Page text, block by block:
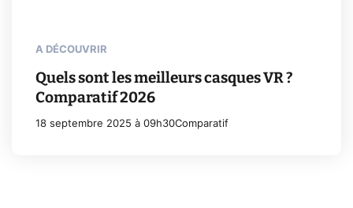
A DÉCOUVRIR
Quels sont les meilleurs casques VR ?
Comparatif 2026
18 septembre 2025 à 09h30Comparatif